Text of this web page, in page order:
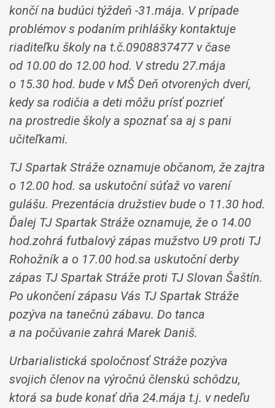
končí na budúci týždeň -31.mája. V prípade
problémov s podaním prihlášky kontaktuje
riaditeľku školy na t.č.0908837477 v čase
od 10.00 do 12.00 hod. V stredu 27.mája
o 15.30 hod. bude v MŠ Deň otvorených dverí,
kedy sa rodičia a deti môžu prísť pozrieť
na prostredie školy a spoznať sa aj s pani
učiteľkami.
TJ Spartak Stráže oznamuje občanom, že zajtra
o 12.00 hod. sa uskutoční súťaž vo varení
gulášu. Prezentácia družstiev bude o 11.30 hod.
Ďalej TJ Spartak Stráže oznamuje, že o 14.00
hod.zohrá futbalový zápas mužstvo U9 proti TJ
Rohožník a o 17.00 hod.sa uskutoční derby
zápas TJ Spartak Stráže proti TJ Slovan Šaštín.
Po ukončení zápasu Vás TJ Spartak Stráže
pozýva na tanečnú zábavu. Do tanca
a na počúvanie zahrá Marek Daniš.
Urbarialistická spoločnosť Stráže pozýva
svojich členov na výročnú členskú schôdzu,
ktorá sa bude konať dňa 24.mája t.j. v nedeľu